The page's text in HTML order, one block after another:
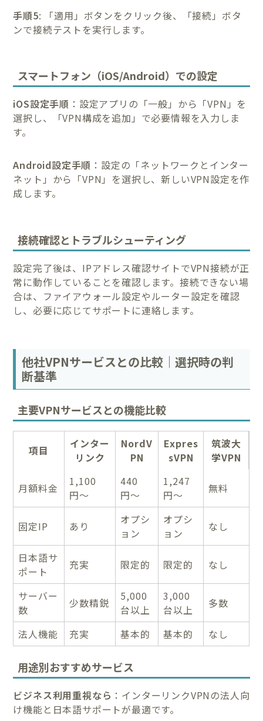
手順5: 「適用」ボタンをクリック後、「接続」ボタ
ンで接続テストを実行します。
スマートフォン（iOS/Android）での設定
iOS設定手順 ：設定アプリの「一般」から「VPN」を
選択し、「VPN構成を追加」で必要情報を入力しま
す。
Android設定手順 ：設定の「ネットワークとインター
ネット」から「VPN」を選択し、新しいVPN設定を作
成します。
接続確認とトラブルシューティング
設定完了後は、IPアドレス確認サイトでVPN接続が正
常に動作していることを確認します。接続できない場
合は、ファイアウォール設定やルーター設定を確認
し、必要に応じてサポートに連絡します。
他社VPNサービスとの比較｜選択時の判
断基準
主要VPNサービスとの機能比較
項目
インター
リンク
NordV
PN
Expres
sVPN
筑波大
学VPN
月額料金
1,100
円〜
440
円〜
1,247
円〜
無料
固定IP あり
オプシ
ョン
オプシ
ョン
なし
日本語サ
ポート
充実 限定的 限定的 なし
サーバー
数
少数精鋭
5,000
台以上
3,000
台以上
多数
法人機能 充実 基本的 基本的 なし
用途別おすすめサービス
ビジネス利用重視なら ：インターリンクVPNの法人向
け機能と日本語サポートが最適です。